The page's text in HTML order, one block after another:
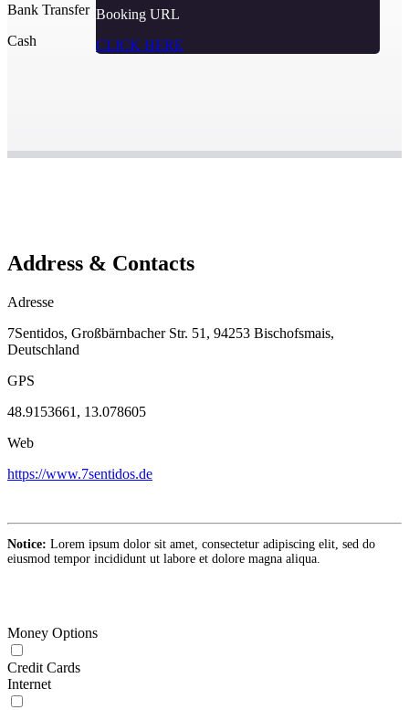
Bank Transfer
Cash
Booking URL
CLICK HERE
Address & Contacts
Adresse
7Sentidos, Großbärnbacher Str. 51, 94253 Bischofsmais,
Deutschland
GPS
48.9153661, 13.078605
Web
https://www.7sentidos.de
Notice: Lorem ipsum dolor sit amet, consectetur adipiscing elit, sed do
eiusmod tempor incididunt ut labore et dolore magna aliqua.
Money Options
Credit Cards
Internet